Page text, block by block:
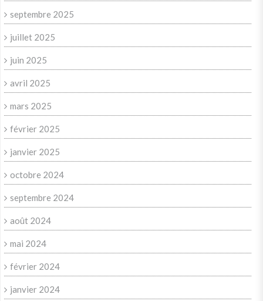
septembre 2025
juillet 2025
juin 2025
avril 2025
mars 2025
février 2025
janvier 2025
octobre 2024
septembre 2024
août 2024
mai 2024
février 2024
janvier 2024